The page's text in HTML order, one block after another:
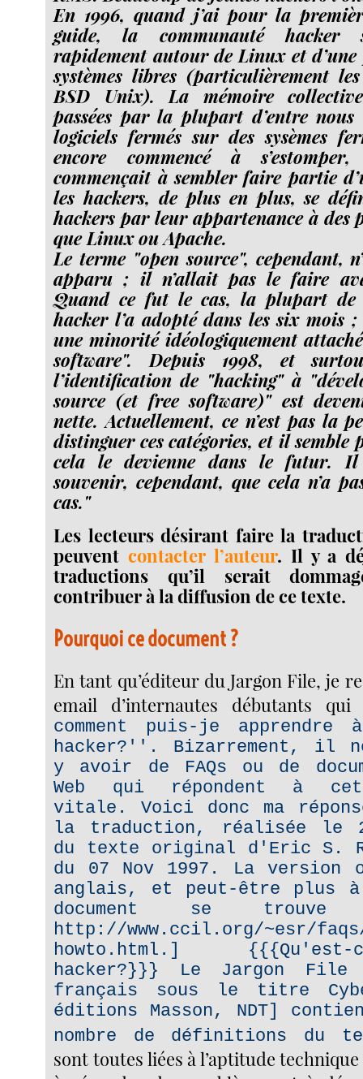
En 1996, quand j’ai pour la
guide, la communauté hacker
rapidement autour de Linux et d’une
systèmes libres (particulièrement
BSD Unix). La mémoire
passées par la plupart d’entre nous
logiciels fermés sur des sysèmes
encore commencé à
commençait à sembler faire partie
les hackers, de plus en plus, se
hackers par leur appartenance à des
que Linux ou Apache.
Le terme "open source", cependant,
apparu ; il n’allait pas le faire
Quand ce fut le cas, la plupart de
hacker l’a adopté dans les six mois
une minorité idéologiquement
software". Depuis 1998, et
l’identification de "hacking" à
source (et free software)" est
nette. Actuellement, ce n’est pas la
distinguer ces catégories, et il semble
cela le devienne dans le futur.
souvenir, cependant, que cela n’a
cas."
Les lecteurs désirant faire la
peuvent contacter l’auteur. Il y a
traductions qu’il serait
contribuer à la diffusion de ce texte.
Pourquoi ce document ?
En tant qu’éditeur du Jargon File, je
email d’internautes débutants qui
comment puis-je apprendre
hacker?''. Bizarrement, il
y avoir de FAQs ou de
Web qui répondent à
vitale. Voici donc ma
la traduction, réalisée le
du texte original d'Eric S.
du 07 Nov 1997. La version
anglais, et peut-être plus
document se
http://www.ccil.org/~esr/
howto.html.]
hacker?}}} Le Jargon
français sous le titre
éditions Masson, NDT]
nombre de définitions du
sont toutes liées à l’aptitude